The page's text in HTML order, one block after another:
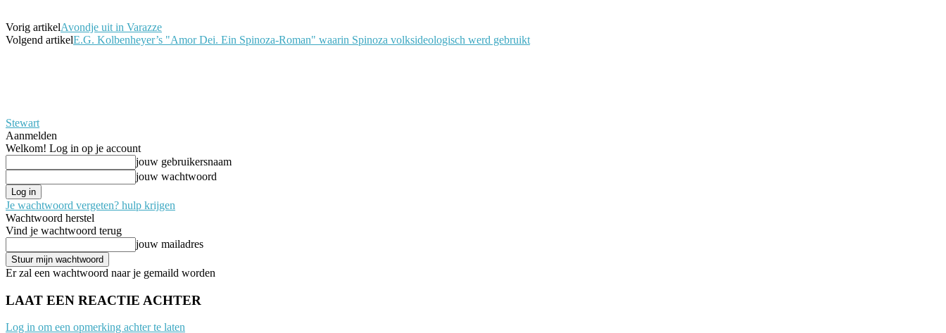
Vorig artikelAvondje uit in Varazze
Volgend artikelE.G. Kolbenheyer’s "Amor Dei. Ein Spinoza-Roman" waarin Spinoza volksideologisch werd gebruikt
Stewart
Aanmelden
Welkom! Log in op je account
jouw gebruikersnaam
jouw wachtwoord
Je wachtwoord vergeten? hulp krijgen
Wachtwoord herstel
Vind je wachtwoord terug
jouw mailadres
Er zal een wachtwoord naar je gemaild worden
LAAT EEN REACTIE ACHTER
Log in om een opmerking achter te laten